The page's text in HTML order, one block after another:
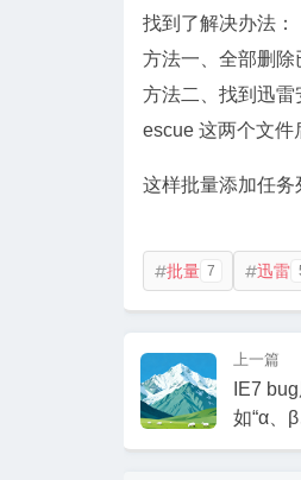
找到了解决办法：
方法一、全部删除
方法二、找到迅
escue 这两个文件
这样批量添加任务
批量 7 迅雷
上一篇
IE7
如“α、